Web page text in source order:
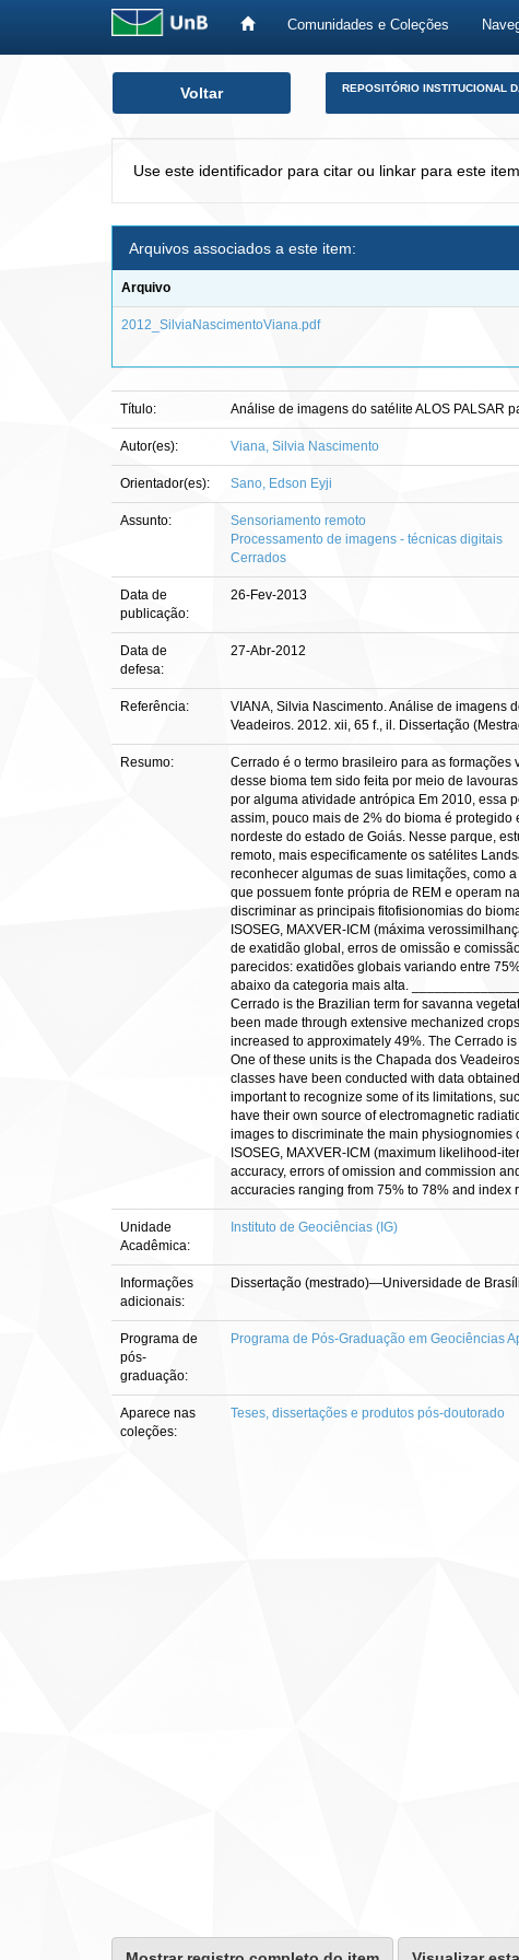
Comunidades e Coleções
Voltar REPOSITÓRIO INSTITUCIONAL
Use este identificador para citar ou linkar para este
Arquivos associados a este item:
Arquivo
2012_SilviaNascimentoViana.pdf
Título: Análise de imagens do satélite ALOS PALSAR
Autor(es): Viana, Silvia Nascimento
Orientador(es): Sano, Edson Eyji
Assunto:
Sensoriamento remoto
Processamento de imagens - técnicas digitais
Cerrados
Data de
publicação:
26-Fev-2013
Data de
defesa:
27-Abr-2012
Referência:
VIANA, Silvia Nascimento. Análise de imagens
Veadeiros. 2012. xii, 65 f., il. Dissertação
Resumo:
Cerrado é o termo brasileiro para as
desse bioma tem sido feita por meio de
por alguma atividade antrópica Em 2010, essa
assim, pouco mais de 2% do bioma é
nordeste do estado de Goiás. Nesse parque,
remoto, mais especificamente os satélites
reconhecer algumas de suas limitações, como
que possuem fonte própria de REM e operam
discriminar as principais fitofisionomias do
ISOSEG, MAXVER-ICM (máxima
de exatidão global, erros de omissão e
parecidos: exatidões globais variando entre
abaixo da categoria mais alta.
Cerrado is the Brazilian term for savanna
been made through extensive mechanized
increased to approximately 49%. The Cerrado
One of these units is the Chapada dos
classes have been conducted with data
important to recognize some of its limitations,
have their own source of electromagnetic
images to discriminate the main physiognomies
ISOSEG, MAXVER-ICM (maximum likelihood-
accuracy, errors of omission and commission
accuracies ranging from 75% to 78% and index
Unidade
Acadêmica:
Instituto de Geociências (IG)
Informações
adicionais:
Dissertação (mestrado)—Universidade de
Programa de
pós-
graduação:
Programa de Pós-Graduação em Geociências
Aparece nas
coleções:
Teses, dissertações e produtos pós-doutorado